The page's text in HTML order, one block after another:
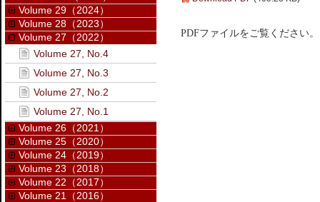
PDFファイルをご覧ください。
Volume 29（2024）
Volume 28（2023）
Volume 27（2022）
Volume 27, No.4
Volume 27, No.3
Volume 27, No.2
Volume 27, No.1
Volume 26（2021）
Volume 25（2020）
Volume 24（2019）
Volume 23（2018）
Volume 22（2017）
Volume 21（2016）